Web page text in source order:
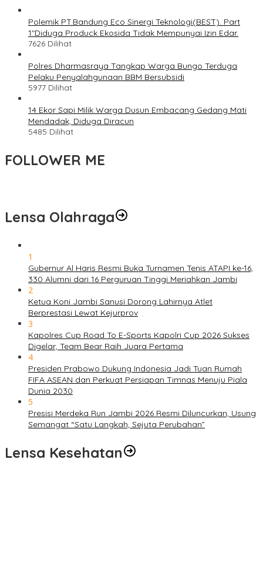
Polemik PT.Bandung Eco Sinergi Teknologi(BEST). Part
1″Diduga Produck Ekosida Tidak Mempunyai Izin Edar.
7626 Dilihat
Polres Dharmasraya Tangkap Warga Bungo Terduga
Pelaku Penyalahgunaan BBM Bersubsidi
5977 Dilihat
14 Ekor Sapi Milik Warga Dusun Embacang Gedang Mati
Mendadak, Diduga Diracun
5485 Dilihat
FOLLOWER ME
Lensa Olahraga
1
Gubernur Al Haris Resmi Buka Turnamen Tenis ATAPI ke-16,
330 Alumni dari 16 Perguruan Tinggi Meriahkan Jambi
2
Ketua Koni Jambi Sanusi Dorong Lahirnya Atlet
Berprestasi Lewat Kejurprov
3
Kapolres Cup Road To E-Sports Kapolri Cup 2026 Sukses
Digelar, Team Bear Raih Juara Pertama
4
Presiden Prabowo Dukung Indonesia Jadi Tuan Rumah
FIFA ASEAN dan Perkuat Persiapan Timnas Menuju Piala
Dunia 2030
5
Presisi Merdeka Run Jambi 2026 Resmi Diluncurkan, Usung
Semangat “Satu Langkah, Sejuta Perubahan”
Lensa Kesehatan